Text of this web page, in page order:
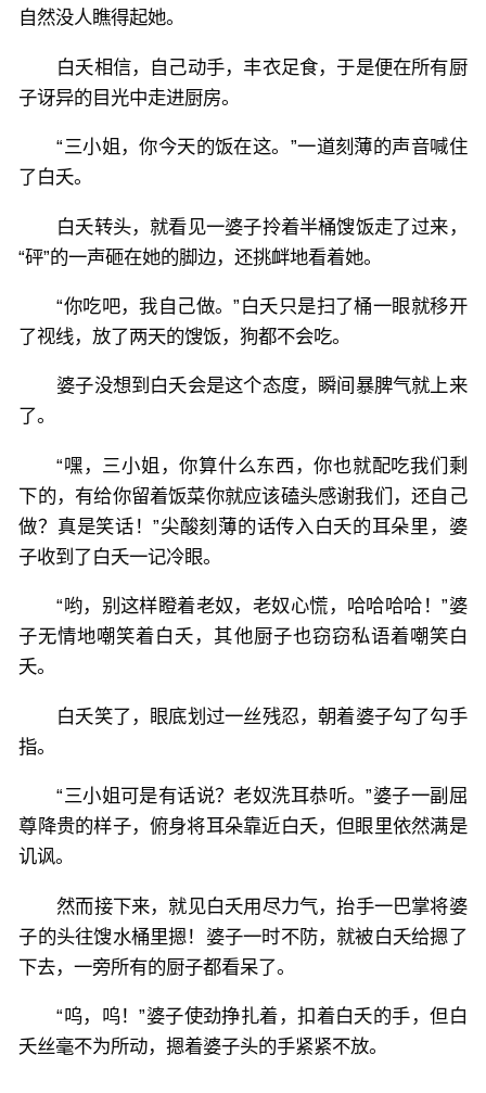
自然没人瞧得起她。
白夭相信，自己动手，丰衣足食，于是便在所有厨
子讶异的目光中走进厨房。
“三小姐，你今天的饭在这。”一道刻薄的声音喊住
了白夭。
白夭转头，就看见一婆子拎着半桶馊饭走了过来，
“砰”的一声砸在她的脚边，还挑衅地看着她。
“你吃吧，我自己做。”白夭只是扫了桶一眼就移开
了视线，放了两天的馊饭，狗都不会吃。
婆子没想到白夭会是这个态度，瞬间暴脾气就上来
了。
“嘿，三小姐，你算什么东西，你也就配吃我们剩
下的，有给你留着饭菜你就应该磕头感谢我们，还自己
做？真是笑话！”尖酸刻薄的话传入白夭的耳朵里，婆
子收到了白夭一记冷眼。
“哟，别这样瞪着老奴，老奴心慌，哈哈哈哈！”婆
子无情地嘲笑着白夭，其他厨子也窃窃私语着嘲笑白
夭。
白夭笑了，眼底划过一丝残忍，朝着婆子勾了勾手
指。
“三小姐可是有话说？老奴洗耳恭听。”婆子一副屈
尊降贵的样子，俯身将耳朵靠近白夭，但眼里依然满是
讥讽。
然而接下来，就见白夭用尽力气，抬手一巴掌将婆
子的头往馊水桶里摁！婆子一时不防，就被白夭给摁了
下去，一旁所有的厨子都看呆了。
“呜，呜！”婆子使劲挣扎着，扣着白夭的手，但白
夭丝毫不为所动，摁着婆子头的手紧紧不放。